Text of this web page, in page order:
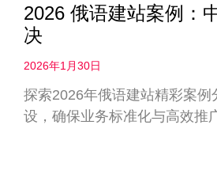
2026 俄语建站案例：
决
2026年1月30日
探索2026年俄语建站精彩案
设，确保业务标准化与高效推